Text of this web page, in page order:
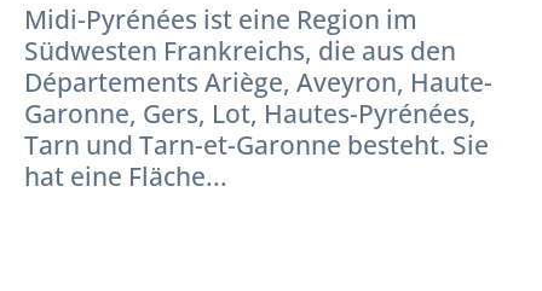
Midi-Pyrénées ist eine Region im
Südwesten Frankreichs, die aus den
Départements Ariège, Aveyron, Haute-
Garonne, Gers, Lot, Hautes-Pyrénées,
Tarn und Tarn-et-Garonne besteht. Sie
hat eine Fläche...